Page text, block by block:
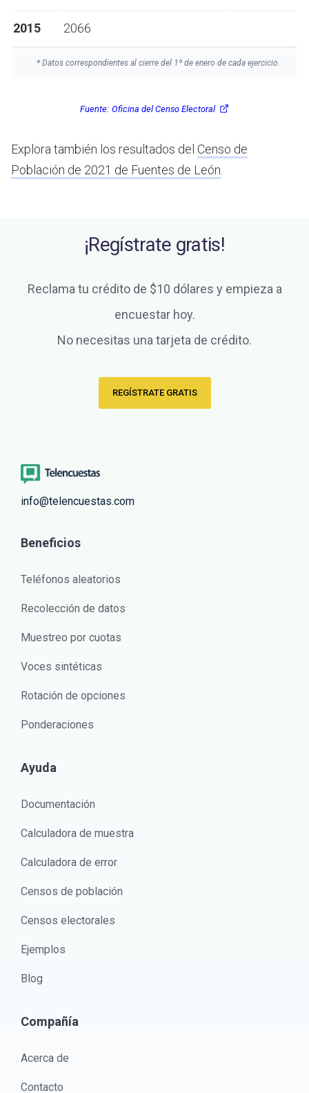
2015 2066
* Datos correspondientes al cierre del 1º de enero de cada ejercicio.
Fuente: Oficina del Censo Electoral
Explora también los resultados del Censo de
Población de 2021 de Fuentes de León
¡Regístrate gratis!
Reclama tu crédito de $10 dólares y empieza a
encuestar hoy.
No necesitas una tarjeta de crédito.
REGÍSTRATE GRATIS
info@telencuestas.com
Beneficios
Teléfonos aleatorios
Recolección de datos
Muestreo por cuotas
Voces sintéticas
Rotación de opciones
Ponderaciones
Ayuda
Documentación
Calculadora de muestra
Calculadora de error
Censos de población
Censos electorales
Ejemplos
Blog
Compañía
Acerca de
Contacto